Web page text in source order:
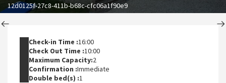
12d0125f-27c8-411b-b68c-cfc06a1f90e9
Check-in Time :16:00
Check Out Time :10:00
Maximum Capacity:2
Confirmation :Immediate
Double bed(s) :1